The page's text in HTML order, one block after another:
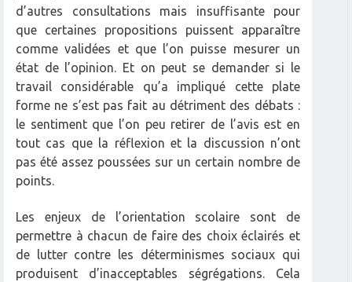
d’autres consultations mais insuffisante pour
que certaines propositions puissent apparaître
comme validées et que l’on puisse mesurer un
état de l’opinion. Et on peut se demander si le
travail considérable qu’a impliqué cette plate
forme ne s’est pas fait au détriment des débats :
le sentiment que l’on peu retirer de l’avis est en
tout cas que la réflexion et la discussion n’ont
pas été assez poussées sur un certain nombre de
points.
Les enjeux de l’orientation scolaire sont de
permettre à chacun de faire des choix éclairés et
de lutter contre les déterminismes sociaux qui
produisent d’inacceptables ségrégations. Cela